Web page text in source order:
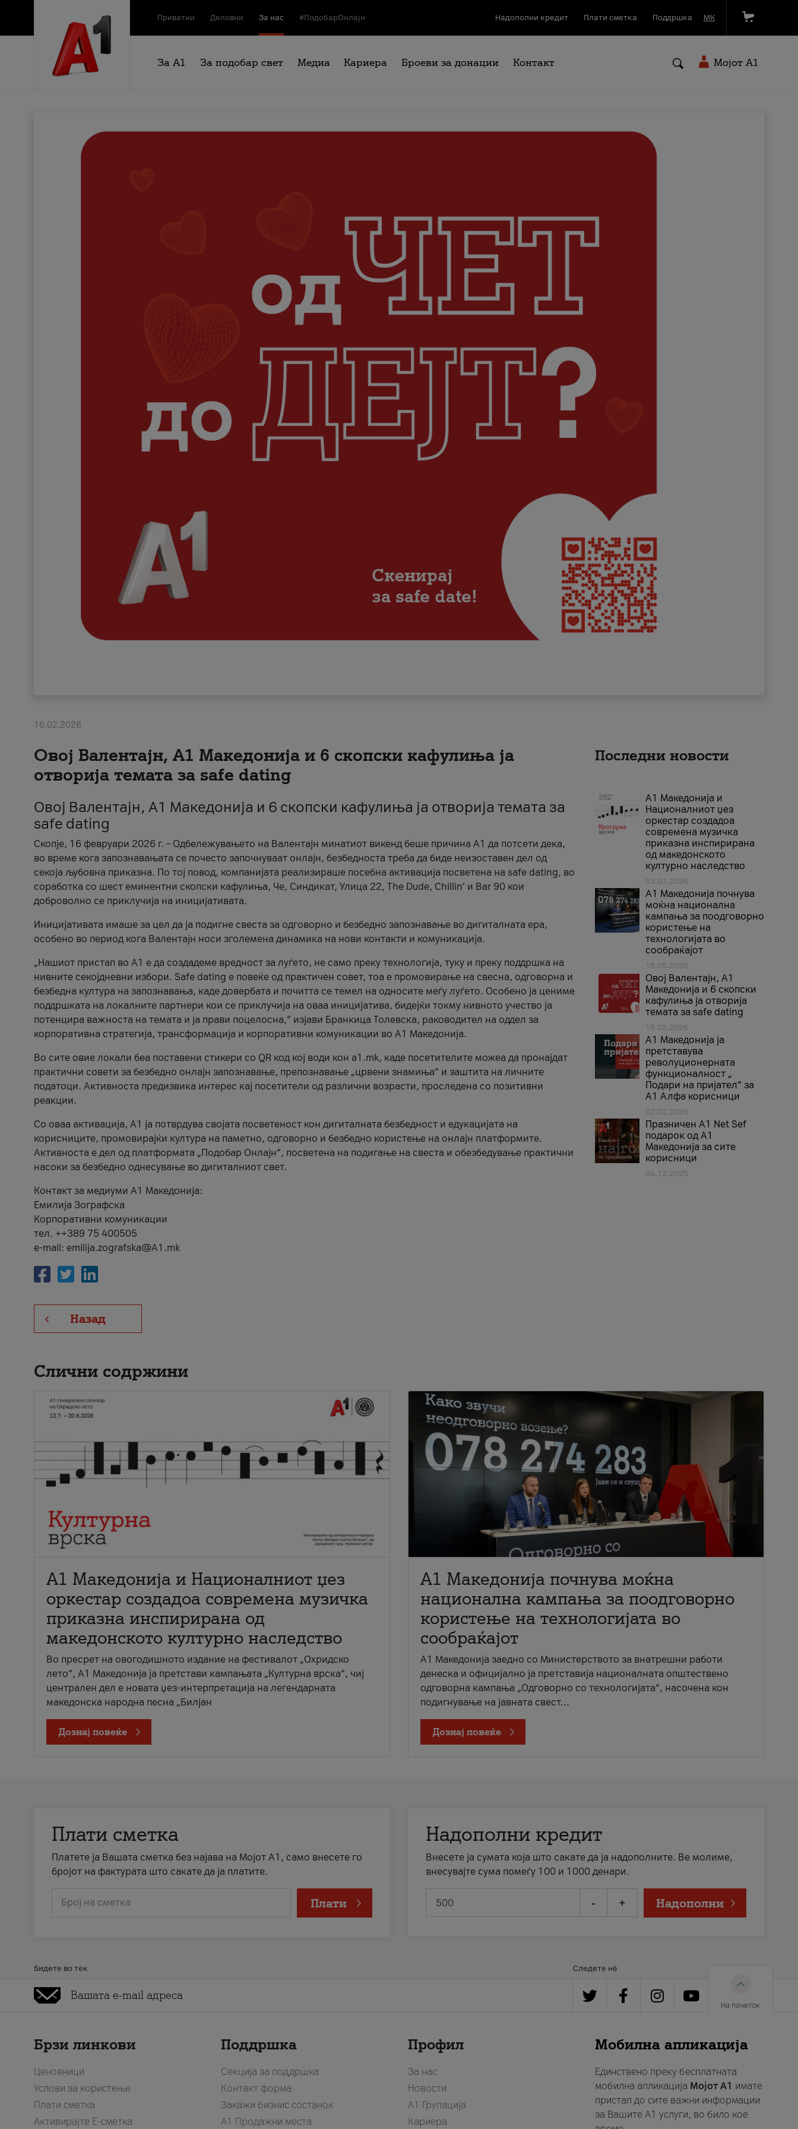
Приватни Деловни За нас #ПодобарОнлајн Надополни кредит Плати сметка Поддршка МК
За А1 За подобар свет Медиа Кариера Броеви за донации Контакт Мојот A1
16.02.2026
Овој Валентајн, A1 Македонија и 6 скопски кафулиња ја
отворија темата за safe dating
Овој Валентајн, A1 Македонија и 6 скопски кафулиња ја отворија темата за
safe dating
Скопје, 16 февруари 2026 г. – Одбележувањето на Валентајн минатиот викенд беше причина А1 да потсети дека,
во време кога запознавањата се почесто започнуваат онлајн, безбедноста треба да биде неизоставен дел од
секоја љубовна приказна. По тој повод, компанијата реализираше посебна активација посветена на safe dating, во
соработка со шест еминентни скопски кафулиња, Че, Синдикат, Улица 22, The Dude, Chillin’ и Bar 90 кои
доброволно се приклучија на иницијативата.
Иницијативата имаше за цел да ја подигне свеста за одговорно и безбедно запознавање во дигиталната ера,
особено во период кога Валентајн носи зголемена динамика на нови контакти и комуникација.
„Нашиот пристап во А1 е да создадеме вредност за луѓето, не само преку технологија, туку и преку поддршка на
нивните секојдневни избори. Safe dating е повеќе од практичен совет, тоа е промовирање на свесна, одговорна и
безбедна култура на запознавања, каде довербата и почитта се темел на односите меѓу луѓето. Особено ја цениме
поддршката на локалните партнери кои се приклучија на оваа иницијатива, бидејќи токму нивното учество ја
потенцира важноста на темата и ја прави поцелосна,“ изјави Бранкица Толевска, раководител на оддел за
корпоративна стратегија, трансформација и корпоративни комуникации во А1 Македонија.
Во сите овие локали беа поставени стикери со QR код кој води кон a1.mk, каде посетителите можеа да пронајдат
практични совети за безбедно онлајн запознавање, препознавање „црвени знамиња“ и заштита на личните
податоци. Активноста предизвика интерес кај посетители од различни возрасти, проследена со позитивни
реакции.
Со оваа активација, А1 ја потврдува својата посветеност кон дигиталната безбедност и едукацијата на
корисниците, промовирајќи култура на паметно, одговорно и безбедно користење на онлајн платформите.
Активноста е дел од платформата „Подобар Онлајн“, посветена на подигање на свеста и обезбедување практични
насоки за безбедно однесување во дигиталниот свет.
Контакт за медиуми А1 Македонија:
Емилија Зографска
Корпоративни комуникации
тел. ++389 75 400505
e-mail: emilija.zografska@A1.mk
Назад
Последни новости
А1 Македонија и
Националниот џез
оркестар создадоа
современа музичка
приказна инспирирана
од македонското
културно наследство
03.07.2026
A1 Македонија почнува
моќна национална
кампања за поодговорно
користење на
технологијата во
сообраќајот
18.05.2026
Овој Валентајн, A1
Македонија и 6 скопски
кафулиња ја отворија
темата за safe dating
16.02.2026
А1 Македонија ја
претставува
револуционерната
функционалност „
Подари на пријател“ за
А1 Алфа корисници
02.02.2026
Празничен A1 Net Sеf
подарок од А1
Македонија за сите
корисници
04.12.2025
Слични содржини
А1 Македонија и Националниот џез
оркестар создадоа современа музичка
приказна инспирирана од
македонското културно наследство
Во пресрет на овогодишното издание на фестивалот „Охридско
лето“, А1 Македонија ја претстави кампањата „Културна врска“, чиј
централен дел е новата џез-интерпретација на легендарната
македонска народна песна „Билјан
Дознај повеќе
A1 Македонија почнува моќна
национална кампања за поодговорно
користење на технологијата во
сообраќајот
A1 Македонија заедно со Министерството за внатрешни работи
денеска и официјално ја претставија националната општествено
одговорна кампања „Одговорно со технологијата“, насочена кон
подигнување на јавната свест...
Дознај повеќе
Плати сметка
Платете ја Вашата сметка без најава на Мојот А1, само внесете го
бројот на фактурата што сакате да ја платите.
Број на сметка Плати
Надополни кредит
Внесете ја сумата која што сакате да ја надополните. Ве молиме,
внесувајте сума помеѓу 100 и 1000 денари.
- + Надополни
Бидете во тек Следете нè
На почеток
Брзи линкови
Ценовници
Услови за користење
Плати сметка
Активирајте Е-сметка
Поддршка
Секција за поддршка
Контакт форма
Закажи бизнис состанок
A1 Продажни места
Профил
За нас
Новости
А1 Групација
Кариера
Мобилна апликација
Единствено преку бесплатната
мобилна апликација Мојот A1 имате
пристап до сите важни информации
за Вашите A1 услуги, во било кое